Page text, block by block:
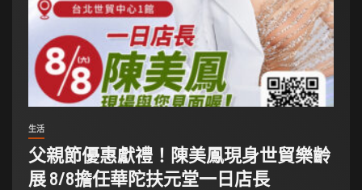
生活
父親節優惠獻禮！陳美鳳現身世貿樂齡
展 8/8擔任華陀扶元堂一日店長